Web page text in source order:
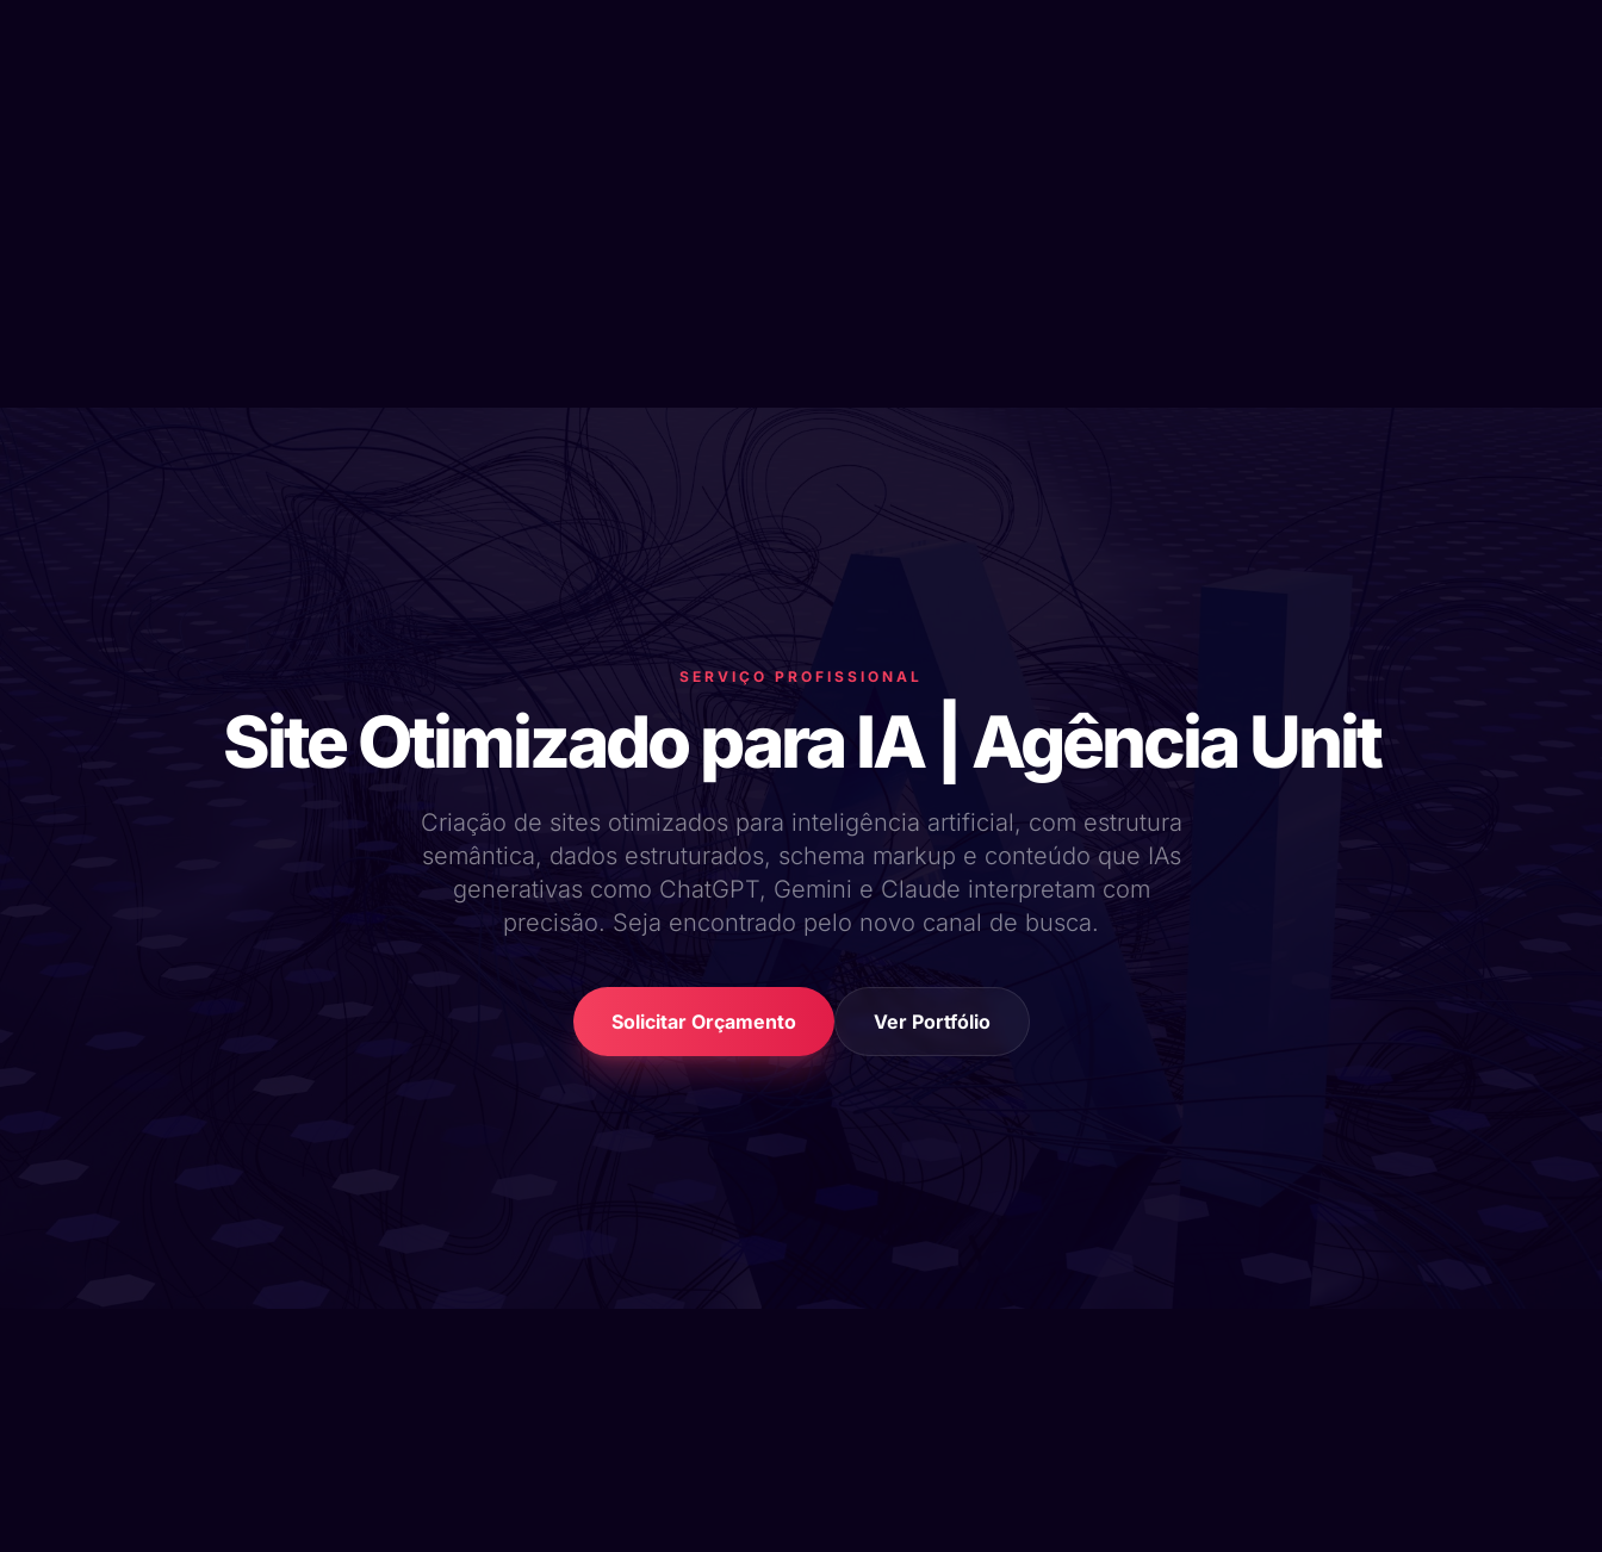
SERVIÇO PROFISSIONAL
Site Otimizado para IA | Agência Unit
Criação de sites otimizados para inteligência artificial, com estrutura
semântica, dados estruturados, schema markup e conteúdo que IAs
generativas como ChatGPT, Gemini e Claude interpretam com
precisão. Seja encontrado pelo novo canal de busca.
Solicitar Orçamento Ver Portfólio